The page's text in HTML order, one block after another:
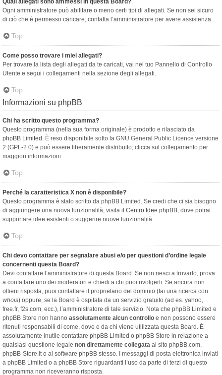
Quali allegati sono ammessi in questa Board?
Ogni amministratore può abilitare o meno certi tipi di allegati. Se non sei sicuro
di ciò che è permesso caricare, contatta l’amministratore per avere assistenza.
Top
Come posso trovare i miei allegati?
Per trovare la lista degli allegati da te caricati, vai nel tuo Pannello di Controllo
Utente e segui i collegamenti nella sezione degli allegati.
Top
Informazioni su phpBB
Chi ha scritto questo programma?
Questo programma (nella sua forma originale) è prodotto e rilasciato da
phpBB Limited . È reso disponibile sotto la GNU General Public Licence versione
2 (GPL-2.0) e può essere liberamente distribuito; clicca sul collegamento per
maggiori informazioni.
Top
Perché la caratteristica X non è disponibile?
Questo programma è stato scritto da phpBB Limited. Se credi che ci sia bisogno
di aggiungere una nuova funzionalità, visita il Centro Idee phpBB, dove potrai
supportare idee esistenti o suggerire nuove funzionalità.
Top
Chi devo contattare per segnalare abusi e/o per questioni d’ordine legale
concernenti questa Board?
Devi contattare l’amministratore di questa Board. Se non riesci a trovarlo, prova
a contattare uno dei moderatori e chiedi a chi puoi rivolgerti. Se ancora non
ottieni risposta, puoi contattare il proprietario del dominio (fai una ricerca con
whois) oppure, se la Board è ospitata da un servizio gratuito (ad es. yahoo,
free.fr, f2s.com, ecc.), l’amministratore di tale servizio. Nota che phpBB Limited e
phpBB Store non hanno assolutamente alcun controllo e non possono essere
ritenuti responsabili di come, dove e da chi viene utilizzata questa Board. È
assolutamente inutile contattare phpBB Limited o phpBB Store in relazione a
qualsiasi questione legale non direttamente collegata al sito phpBB.com,
phpBB-Store.it o al software phpBB stesso. I messaggi di posta elettronica inviati
a phpBB Limited o a phpBB Store riguardanti l’uso da parte di terzi di questo
programma non riceveranno risposta.